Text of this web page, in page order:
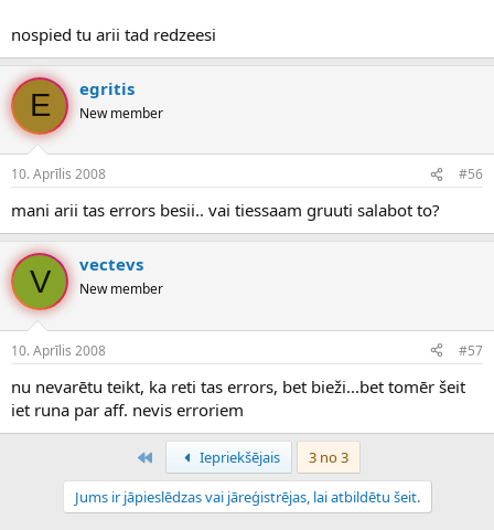
nospied tu arii tad redzeesi
E egritis
New member
10. Aprīlis 2008 #56
mani arii tas errors besii.. vai tiessaam gruuti salabot to?
V vectevs
New member
10. Aprīlis 2008 #57
nu nevarētu teikt, ka reti tas errors, bet bieži...bet tomēr šeit
iet runa par aff. nevis erroriem
PirmaisIepriekšējais
3 no 3
Jums ir jāpieslēdzas vai jāreģistrējas, lai atbildētu šeit.